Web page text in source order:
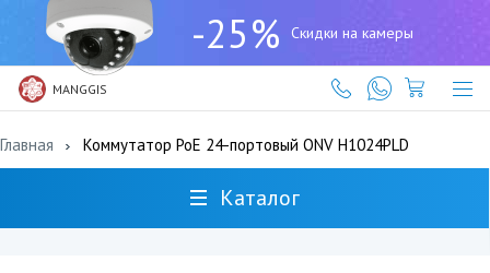
-25% Скидки на камеры
MANGGIS
(727)
317-
61-
61
Главная Коммутатор PoE 24-портовый ONV H1024PLD
Каталог